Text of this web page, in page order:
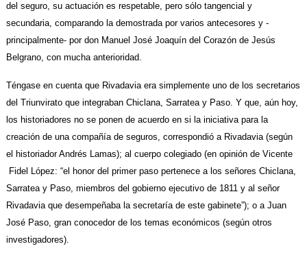
del seguro, su actuación es respetable, pero sólo tangencial y
secundaria, comparando la demostrada por varios antecesores y -
principalmente- por don Manuel José Joaquín delCorazón de Jesús
Belgrano, con mucha anterioridad.
Téngase en cuenta que Rivadavia era simplemente uno de los secretarios
del Triunvirato que integraban Chiclana, Sarratea y Paso. Y que, aún hoy,
los historiadores no se ponen de acuerdo en si la iniciativa para la
creación de una compañía de seguros, correspondió a Rivadavia (según
el historiador Andrés Lamas); al cuerpo colegiado (en opinión de Vicente
Fidel López: “el honor del primer paso pertenece a los señores Chiclana,
Sarratea y Paso, miembros del gobierno ejecutivo de 1811 y al señor
Rivadavia que desempeñaba la secretaría de este gabinete”); o a Juan
José Paso, gran conocedor de los temas económicos (según otros
investigadores).